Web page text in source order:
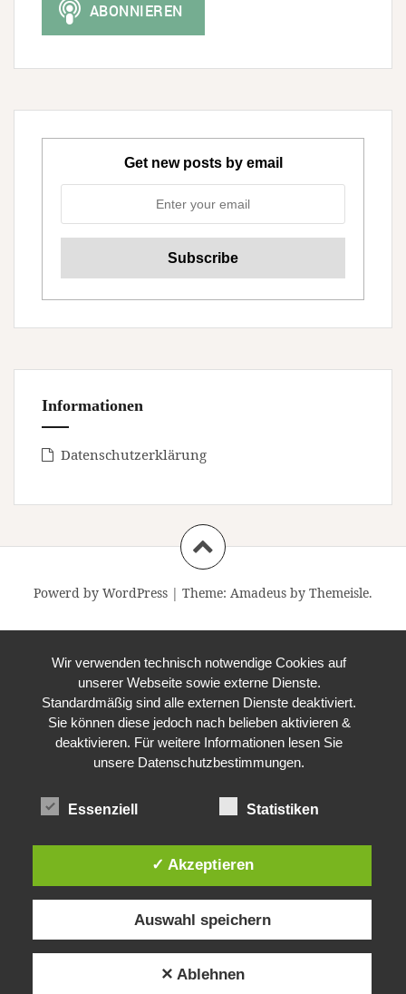
Get new posts by email
Informationen
Datenschutzerklärung
Powerd by WordPress | Theme: Amadeus by Themeisle.
Wir verwenden technisch notwendige Cookies auf
unserer Webseite sowie externe Dienste.
Standardmäßig sind alle externen Dienste deaktiviert.
Sie können diese jedoch nach belieben aktivieren &
deaktivieren. Für weitere Informationen lesen Sie
unsere Datenschutzbestimmungen.
Essenziell Statistiken
✓ Akzeptieren
Auswahl speichern
✕ Ablehnen